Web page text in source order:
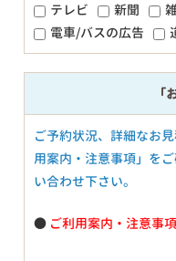
テレビ
新聞
電車/バスの広告
「
ご予約状況、詳細なお
用案内・注意事項」を
い合わせ下さい。
● ご利用案内・注意事項